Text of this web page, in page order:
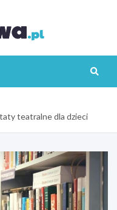
teatralne dla dzieci